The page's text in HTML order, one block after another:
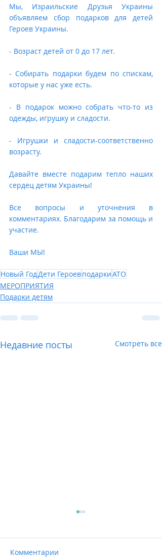
Мы, Израильские Друзья Украины
объявляем сбор подарков для детей
Героев Украины.
- Возраст детей от 0 до 17 лет.
- Собирать подарки будем по спискам,
которые у нас уже есть.
- В подарок можно собрать что-то из
одежды, игрушку и сладости.
- Игрушки и сладости-соответственно
возрасту.
Давайте вместе подарим тепло наших
сердец детям Украины!
Все вопросы и уточнения в
комментариях. Благодарим за помощь и
участие.
Ваши МЫ!
Новый Год Дети ГероевподаркиАТО
МЕРОПРИЯТИЯ
Подарки детям
Недавние посты Смотреть все
Комментарии